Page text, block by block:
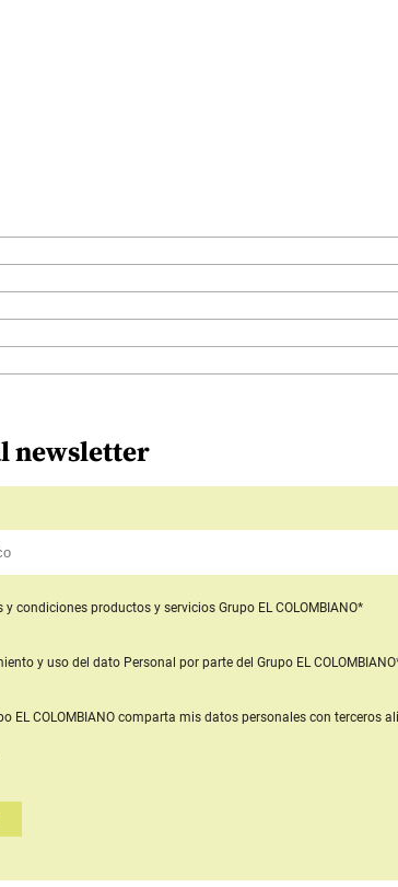
newsletter
y condiciones productos y servicios Grupo EL COLOMBIANO*
y uso del dato Personal por parte del Grupo EL
EL COLOMBIANO comparta mis datos personales con terceros